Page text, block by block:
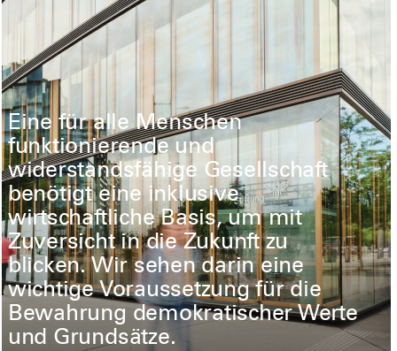
Eine für alle Menschen
funktionierende und
widerstandsfähige Gesellschaft
benötigt eine inklusive
wirtschaftliche Basis, um mit
Zuversicht in die Zukunft zu
blicken. Wir sehen darin eine
wichtige Voraussetzung für die
Bewahrung demokratischer Werte
und Grundsätze.